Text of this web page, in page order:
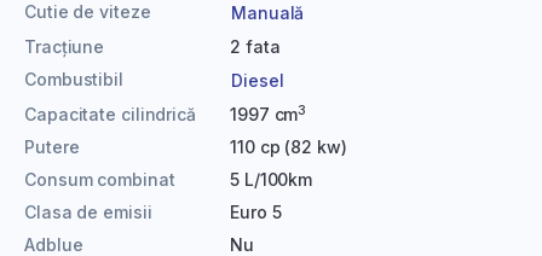
Cutie de viteze
Manuală
Tracțiune
2 fata
Combustibil
Diesel
Capacitate cilindrică
1997 cm3
Putere
110 cp (82 kw)
Consum combinat
5 L/100km
Clasa de emisii
Euro 5
Adblue
Nu